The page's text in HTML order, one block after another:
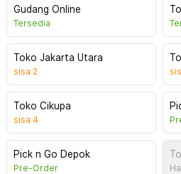
Gudang Online
Tersedia
Toko Jakarta Utara
sisa 2
Toko Cikupa
sisa 4
Pick n Go Depok
Pre-Order